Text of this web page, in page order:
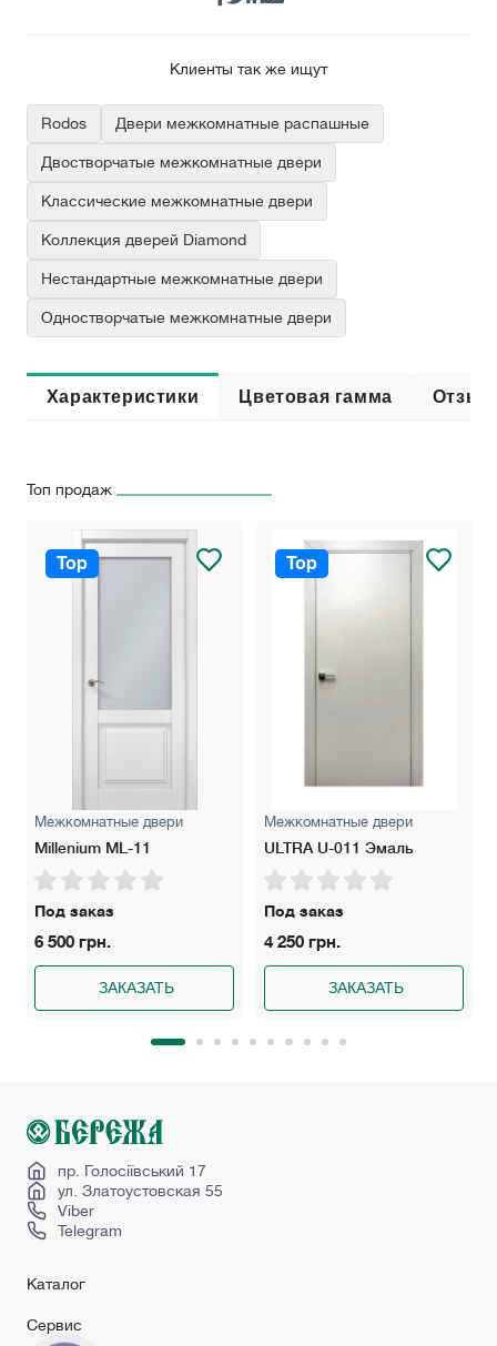
Клиенты так же ищут
Rodos Двери межкомнатные распашные
Двостворчатые межкомнатные двери
Классические межкомнатные двери
Коллекция дверей Diamond
Нестандартные межкомнатные двери
Одностворчатые межкомнатные двери
Характеристики Цветовая гамма
Топ продаж
Top
Межкомнатные двери
Millenium ML-11
Под заказ
6 500 грн.
ЗАКАЗАТЬ
Top
Межкомнатные двери
ULTRA U-011 Эмаль
Под заказ
4 250 грн.
ЗАКАЗАТЬ
пр. Голосіївський 17
ул. Златоустовская 55
Viber
Telegram
Каталог
Сервис